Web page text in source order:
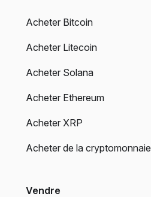
Acheter Bitcoin
Acheter Litecoin
Acheter Solana
Acheter Ethereum
Acheter XRP
Acheter de la cryptomonnaie
Vendre